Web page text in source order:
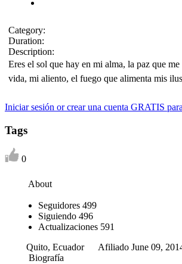
Category:
Duration:
Description:
Eres el sol que hay en mi alma, la paz que
vida, mi aliento, el fuego que alimenta mis
Iniciar sesión or crear una cuenta GRATIS
Tags
0
About
Seguidores 499
Siguiendo 496
Actualizaciones 591
Quito, Ecuador
Afiliado June 09,
Biografía